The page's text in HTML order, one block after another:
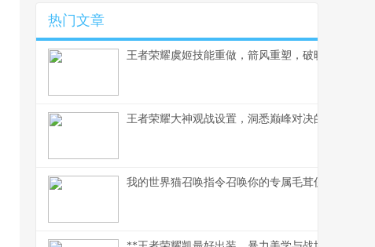
热门文章
王者荣耀虞姬技能重做，箭风重塑，破晓新生
王者荣耀大神观战设置，洞悉巅峰对决的窗口
我的世界猫召唤指令召唤你的专属毛茸伙伴